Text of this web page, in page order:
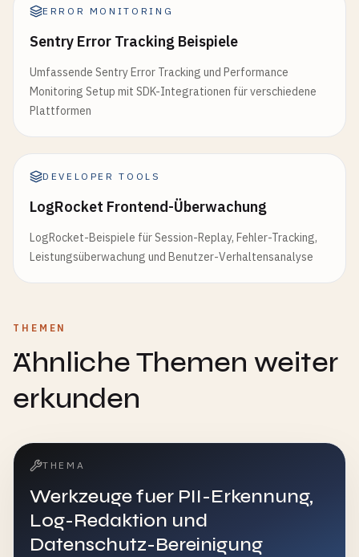
ERROR MONITORING
Sentry Error Tracking Beispiele
Umfassende Sentry Error Tracking und Performance
Monitoring Setup mit SDK-Integrationen für verschiedene
Plattformen
DEVELOPER TOOLS
LogRocket Frontend-Überwachung
LogRocket-Beispiele für Session-Replay, Fehler-Tracking,
Leistungsüberwachung und Benutzer-Verhaltensanalyse
THEMEN
Ähnliche Themen weiter
erkunden
THEMA
Werkzeuge fuer PII-Erkennung,
Log-Redaktion und
Datenschutz-Bereinigung